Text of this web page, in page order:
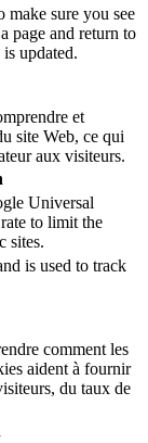
sure you see
page and return to
updated.
et
site Web, ce qui
aux visiteurs.
Universal
to limit the
sites.
is used to track
comment les
aident à fournir
du taux de